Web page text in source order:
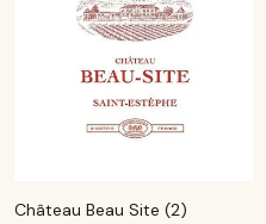
Château Beau Site (2)